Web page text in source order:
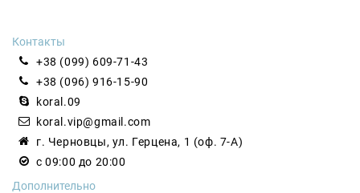
Из основных видов
фаст-фуда
, выделяют следующее:
холодильное оборудование – включает в себя суши-
кейсы и салат-бары, в которых есть автоматически
гастроемкости и дополнительное оснащение;
тепловое оборудование – много разных видов
гриля, пекарские, жарочные, расстоечные шкафы и
Контакты
+38 (099) 609-71-43
+38 (096) 916-15-90
koral.09
koral.vip@gmail.com
г. Черновцы, ул. Герцена, 1 (оф. 7-А)
с 09:00 до 20:00
Дополнительно